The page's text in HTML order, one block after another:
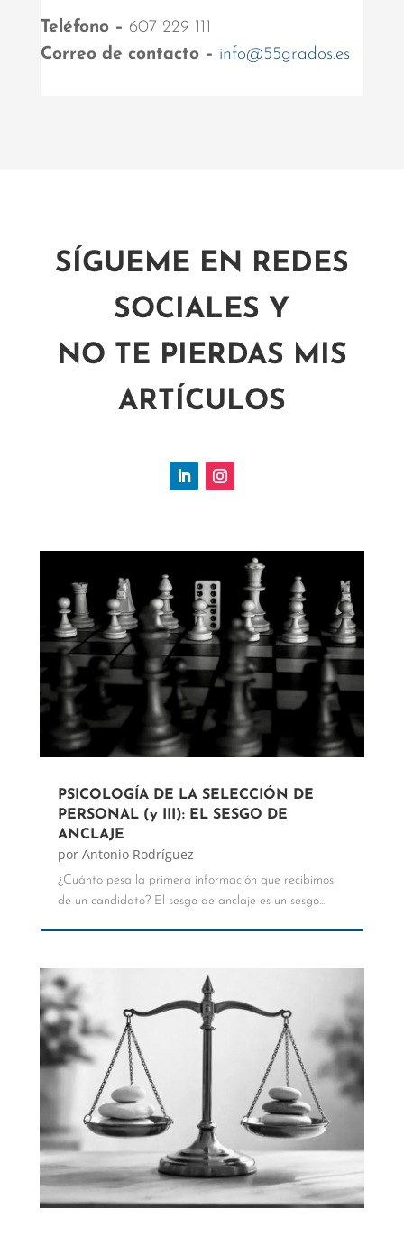
Teléfono – 607 229 111
Correo de contacto – info@55grados.es
SÍGUEME EN REDES
SOCIALES Y
NO TE PIERDAS MIS
ARTÍCULOS
PSICOLOGÍA DE LA SELECCIÓN DE
PERSONAL (y III): EL SESGO DE
ANCLAJE
por Antonio Rodríguez
¿Cuánto pesa la primera información que recibimos
de un candidato? El sesgo de anclaje es un sesgo...